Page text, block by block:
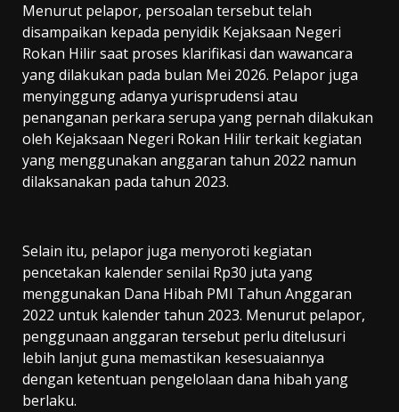
Menurut pelapor, persoalan tersebut telah
disampaikan kepada penyidik Kejaksaan Negeri
Rokan Hilir saat proses klarifikasi dan wawancara
yang dilakukan pada bulan Mei 2026. Pelapor juga
menyinggung adanya yurisprudensi atau
penanganan perkara serupa yang pernah dilakukan
oleh Kejaksaan Negeri Rokan Hilir terkait kegiatan
yang menggunakan anggaran tahun 2022 namun
dilaksanakan pada tahun 2023.
Selain itu, pelapor juga menyoroti kegiatan
pencetakan kalender senilai Rp30 juta yang
menggunakan Dana Hibah PMI Tahun Anggaran
2022 untuk kalender tahun 2023. Menurut pelapor,
penggunaan anggaran tersebut perlu ditelusuri
lebih lanjut guna memastikan kesesuaiannya
dengan ketentuan pengelolaan dana hibah yang
berlaku.